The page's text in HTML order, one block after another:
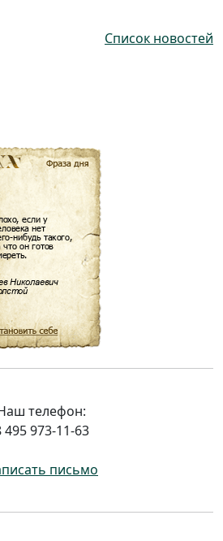
Список новостей
телефон:
495 973-11-63
письмо